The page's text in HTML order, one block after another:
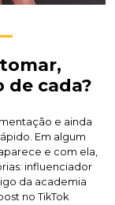
de cada?
e ainda
Em algum
e com ela,
influenciador
da academia
no TikTok